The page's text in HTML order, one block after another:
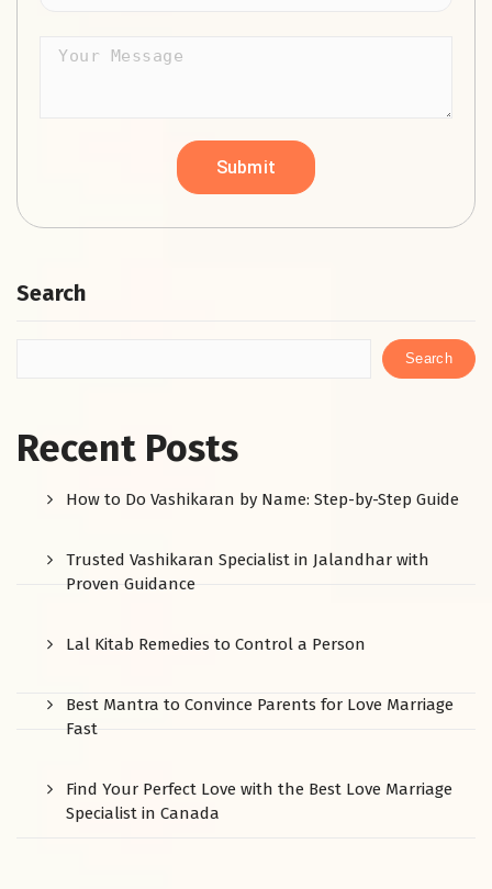
Search
Search
Recent Posts
How to Do Vashikaran by Name: Step-by-Step Guide
Trusted Vashikaran Specialist in Jalandhar with
Proven Guidance
Lal Kitab Remedies to Control a Person
Best Mantra to Convince Parents for Love Marriage
Fast
Find Your Perfect Love with the Best Love Marriage
Specialist in Canada